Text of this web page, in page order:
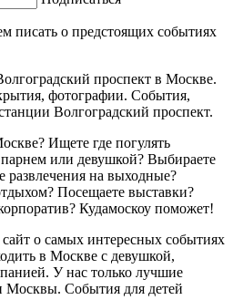
писать о предстоящих событиях
проспект в Москве.
фотографии. События,
Волгоградский проспект.
Ищете где погулять
парнем или девушкой? Выбираете
развлечения на выходные?
Посещаете выставки?
Кудамоскоу поможет!
о самых интересных событиях
в Москве с девушкой,
У нас только лучшие
Москвы. События для детей